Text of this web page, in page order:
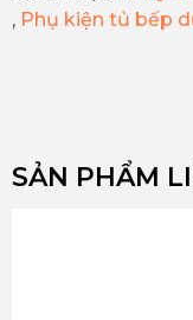
, Phụ kiện tủ bếp
SẢN PHẨM